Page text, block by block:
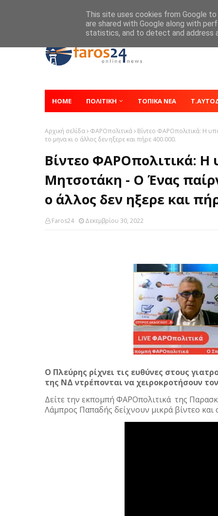
HOME ΠΟΛΙΤΙΚΗ ΤΟΠΙΚΑ ΝΕΑ
Αρχική σελίδα ΦΑΡΟπολιτικά
Βίντεο ΦΑΡΟπολιτικά: Η
το μηνα κι ο άλλος δεν ηξερε και πήρε 400.000.
Βίντεο ΦΑΡΟπολιτικά: Η
Μητσοτάκη - Ο Ένας
ο άλλος δεν ηξερε και
Faros24 Δεκεμβρίου 30, 2022
Ο Πλεύρης ρίχνει τις ευθύνες στους
της ΝΔ ντρέπονται να χειροκροτήσουν
Δείτε την εκπομπή ΦΑΡΟπολιτικά της
Λάμπρος Παπαδής δείχνουν μικρά βίντεο και
This site uses cookies from Google
are shared with Google along with
statistics, and to detect and address